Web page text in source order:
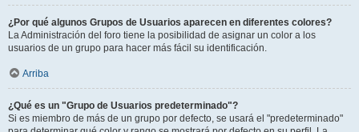
¿Por qué algunos Grupos de Usuarios aparecen en diferentes colores?
La Administración del foro tiene la posibilidad de asignar un color a los
usuarios de un grupo para hacer más fácil su identificación.
Arriba
¿Qué es un "Grupo de Usuarios predeterminado"?
Si es miembro de más de un grupo por defecto, se usará el "predeterminado"